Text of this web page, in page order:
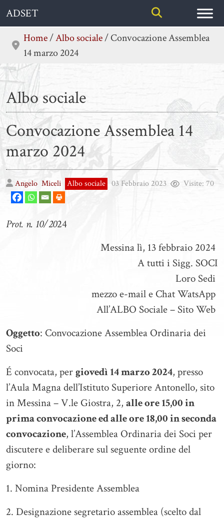
Skip
content
ADSET
Home/Albo sociale/Convocazione Assemblea
14 marzo 2024
Albo sociale
Convocazione Assemblea 14
marzo 2024
Angelo Miceli Albo sociale 03 Febbraio 2023 Visite: 70
Prot. n. 10/2024
Messina lì, 13 febbraio 2024
A tutti i Sigg. SOCI
Loro Sedi
mezzo e-mail e Chat WatsApp
All’ALBO Sociale – Sito Web
Oggetto: Convocazione Assemblea Ordinaria dei
Soci
É convocata, pergiovedì 14 marzo 2024, presso
l’Aula Magna dell’Istituto Superiore Antonello, sito
in Messina – V.le Giostra, 2, alle ore 15,00 in
prima convocazione ed alle ore 18,00 in seconda
convocazione, l’Assemblea Ordinaria dei Soci per
discutere e deliberare sul seguente ordine del
giorno:
1. Nomina Presidente Assemblea
2. Designazione segretario assemblea (scelto dal